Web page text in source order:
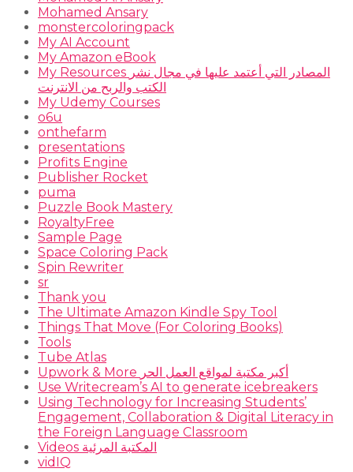
Mohamed Ansary
monstercoloringpack
My AI Account
My Amazon eBook
My Resources المصادر التي أعتمد عليها في مجال نشر
الكتب والربح من الانترنت
My Udemy Courses
o6u
onthefarm
presentations
Profits Engine
Publisher Rocket
puma
Puzzle Book Mastery
RoyaltyFree
Sample Page
Space Coloring Pack
Spin Rewriter
sr
Thank you
The Ultimate Amazon Kindle Spy Tool
Things That Move (For Coloring Books)
Tools
Tube Atlas
Upwork & More أكبر مكتبة لمواقع العمل الحر
Use Writecream’s AI to generate icebreakers
Using Technology for Increasing Students’
Engagement, Collaboration & Digital Literacy in
the Foreign Language Classroom
Videos المكتبة المرئية
vidIQ